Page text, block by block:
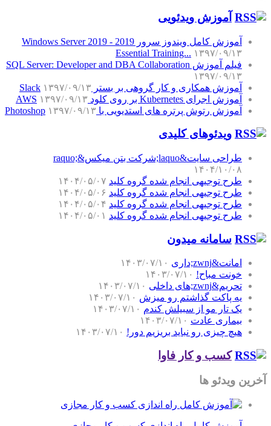
آموزش‌ ویدئویی
آموزش کامل ویندوز سرور 2019 - Windows Server 2019
Essential Training... ۱۳۹۷/۰۹/۱۳
فیلم آموزش SQL Server: Developer and DBA Collaboration
۱۳۹۷/۰۹/۱۳
آموزش همکاری و کار گروهی بر بستر Slack ۱۳۹۷/۰۹/۱۳
آموزش اجرای Kubernetes بر روی کلود AWS
۱۳۹۷/۰۹/۱۳
آموزش رتوش پرتره های استدیویی با Photoshop ۱۳۹۷/۰۹/۱۳
ویدئوهای کلیدی
طراحی سایت&laquo;شرکت بتن میکس&raquo;
۱۴۰۴/۱۰/۰۸
طرح توجیهی انجام شده گروه کلید ۱۴۰۴/۰۵/۰۷
طرح توجیهی انجام شده گروه کلید ۱۴۰۴/۰۵/۰۶
طرح توجیهی انجام شده گروه کلید ۱۴۰۴/۰۵/۰۴
طرح توجیهی انجام شده گروه کلید ۱۴۰۴/۰۵/۰۱
سامانه میدون
امانت&zwnj;داری
۱۴۰۳/۰۷/۱۰
خونت مباح! ۱۴۰۳/۰۷/۱۰
تحریم&zwnj;های داخلی
۱۴۰۳/۰۷/۱۰
یه پاکت گذاشتم رو میزش ۱۴۰۳/۰۷/۱۰
یک تار مو از سبیلش کندم ۱۴۰۳/۰۷/۱۰
بیماری عادت ۱۴۰۳/۰۷/۱۰
هیچ چیزی رو نباید بریزیم دور! ۱۴۰۳/۰۷/۱۰
کسب و کار فاوا
آخرین ویدئو ها